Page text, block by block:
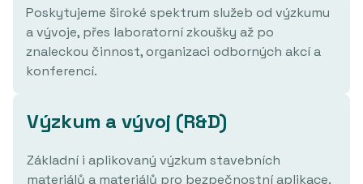
Poskytujeme široké spektrum služeb od výzkumu
a vývoje, přes laboratorní zkoušky až po
znaleckou činnost, organizaci odborných akcí a
konferencí.
Výzkum a vývoj (R&D)
Základní i aplikovaný výzkum stavebních
materiálů a materiálů pro bezpečnostní aplikace.